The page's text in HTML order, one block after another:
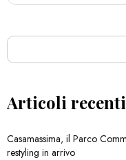
Articoli recenti
Casamassima, il Parco
restyling in arrivo